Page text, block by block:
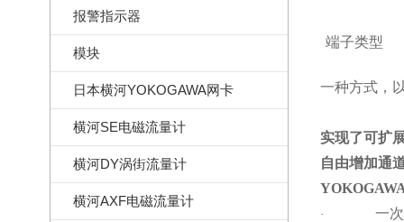
报警指示器
模块
日本横河YOKOGAWA网卡
横河SE电磁流量计
横河DY涡街流量计
横河AXF电磁流量计
端子类型
一种方式，
实现了可扩
自由增加通
· 一